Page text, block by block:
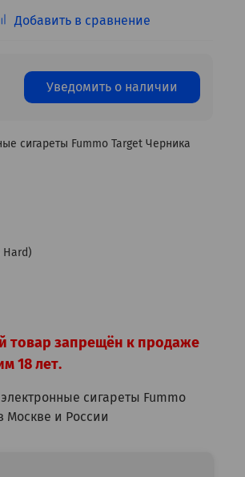
Добавить в сравнение
Уведомить о наличии
сигареты Fummo Target Черника
Hard)
товар запрещён к продаже
18 лет.
сигареты Fummo
Москве и России